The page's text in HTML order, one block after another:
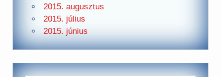
2015. augusztus
2015. július
2015. június